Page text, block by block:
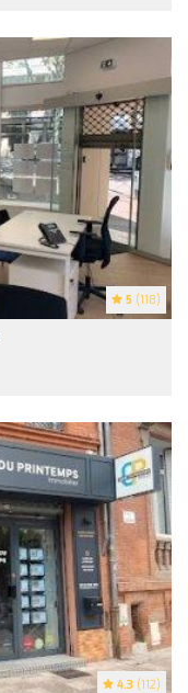
5 (118)
4.3 (112)